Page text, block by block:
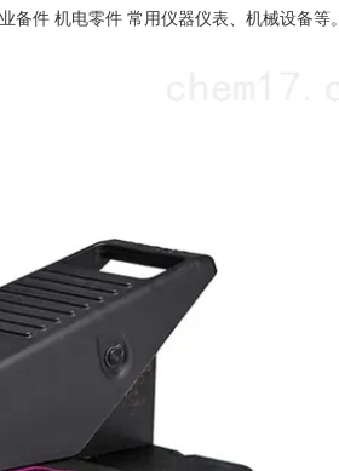
件 机电零件 常用仪器仪表、机械设备等。